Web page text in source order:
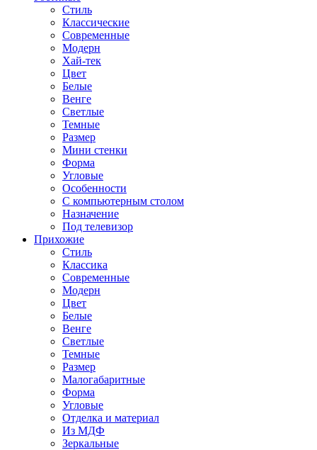
Стиль
Классические
Современные
Модерн
Хай-тек
Цвет
Белые
Венге
Светлые
Темные
Размер
Мини стенки
Форма
Угловые
Особенности
С компьютерным столом
Назначение
Под телевизор
Прихожие
Стиль
Классика
Современные
Модерн
Цвет
Белые
Венге
Светлые
Темные
Размер
Малогабаритные
Форма
Угловые
Отделка и материал
Из МДФ
Зеркальные